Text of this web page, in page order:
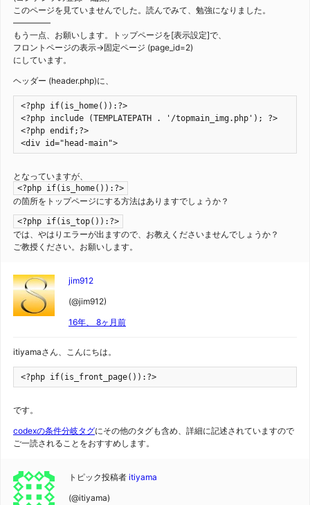
このページを見ていませんでした。読んでみて、勉強になりました。
————–
もう一点、お願いします。トップページを[表示設定]で、
フロントページの表示->固定ページ (page_id=2)
にしています。
ヘッダー (header.php)に、
<?php if(is_home()):?>
<?php include (TEMPLATEPATH . '/topmain_img.php'); ?>
<?php endif;?>
<div id="head-main">
となっていますが、
<?php if(is_home()):?>
の箇所をトップページにする方法はありますでしょうか？
<?php if(is_top()):?>
では、やはりエラーが出ますので、お教えくださいませんでしょうか？
ご教授ください。お願いします。
jim912
(@jim912)
16年、 8ヶ月前
itiyamaさん、こんにちは。
<?php if(is_front_page()):?>
です。
codexの条件分岐タグにその他のタグも含め、詳細に記述されていますので
ご一読されることをおすすめします。
トピック投稿者 itiyama
(@itiyama)